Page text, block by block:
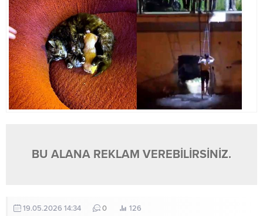
BU ALANA REKLAM VEREBİLİRSİNİZ.
19.05.2026 14:34 0 126